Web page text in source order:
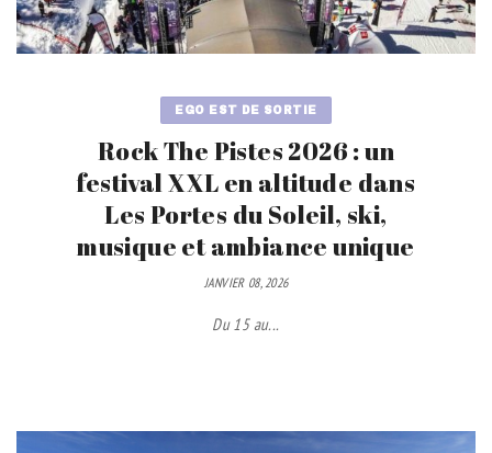
EGO EST DE SORTIE
Rock The Pistes 2026 : un
festival XXL en altitude dans
Les Portes du Soleil, ski,
musique et ambiance unique
JANVIER 08, 2026
Du 15 au...